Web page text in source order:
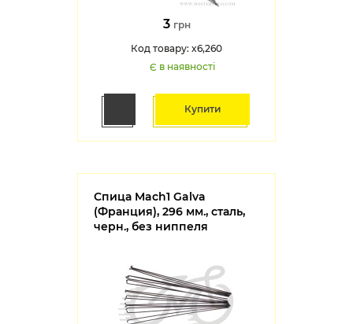
3 грн
Код товару: x6,260
Є в наявності
Купити
Спица Mach1 Galva
(Франция), 296 мм., сталь,
черн., без ниппеля